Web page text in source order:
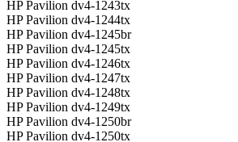
HP Pavilion dv4-1243tx
HP Pavilion dv4-1244tx
HP Pavilion dv4-1245br
HP Pavilion dv4-1245tx
HP Pavilion dv4-1246tx
HP Pavilion dv4-1247tx
HP Pavilion dv4-1248tx
HP Pavilion dv4-1249tx
HP Pavilion dv4-1250br
HP Pavilion dv4-1250tx